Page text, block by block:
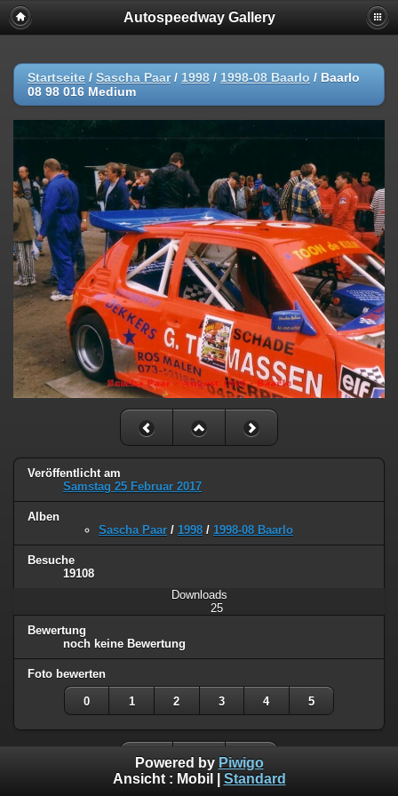
Autospeedway Gallery
Startseite / Sascha Paar/ 1998 / 1998-08 Baarlo / Baarlo
08 98 016 Medium
Veröffentlicht am
Samstag 25 Februar 2017
Alben
Sascha Paar / 1998 / 1998-08 Baarlo
Besuche
19108
Downloads
25
Bewertung
noch keine Bewertung
Foto bewerten
0 1 2 3 4 5
Powered by Piwigo
Ansicht : Mobil Standard